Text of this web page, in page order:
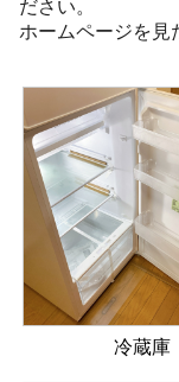
ださい。
ホームページを見
冷蔵庫